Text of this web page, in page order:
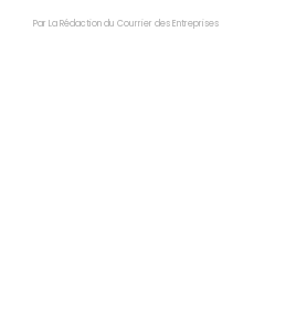
Par La Rédaction du Courrier des Entreprises